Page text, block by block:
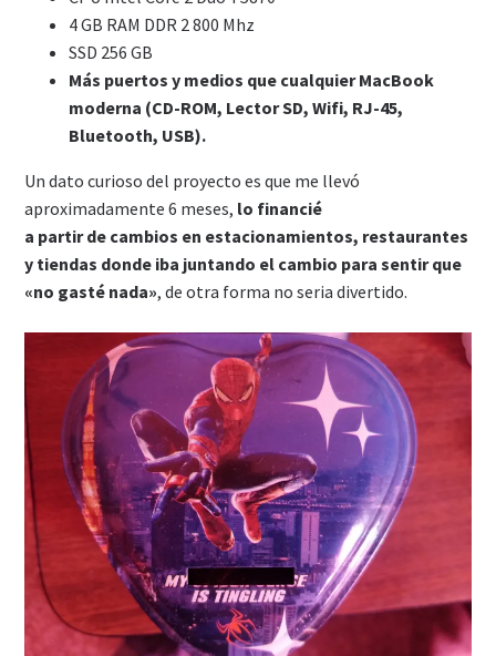
4 GB RAM DDR 2 800 Mhz
SSD 256 GB
Más puertos y medios que cualquier MacBook
moderna (CD-ROM, Lector SD, Wifi, RJ-45,
Bluetooth, USB).
Un dato curioso del proyecto es que me llevó
aproximadamente 6 meses, lo financié
a partir de cambios en estacionamientos, restaurantes
y tiendas donde iba juntando el cambio para sentir que
«no gasté nada», de otra forma no seria divertido.